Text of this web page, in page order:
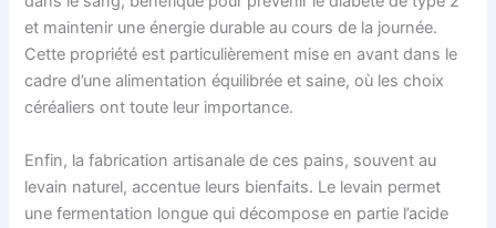
et maintenir une énergie durable au cours de la journée.
Cette propriété est particulièrement mise en avant dans le
cadre d’une alimentation équilibrée et saine, où les choix
céréaliers ont toute leur importance.
Enfin, la fabrication artisanale de ces pains, souvent au
levain naturel, accentue leurs bienfaits. Le levain permet
une fermentation longue qui décompose en partie l’acide